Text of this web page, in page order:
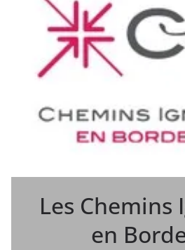
Les Chemins
en